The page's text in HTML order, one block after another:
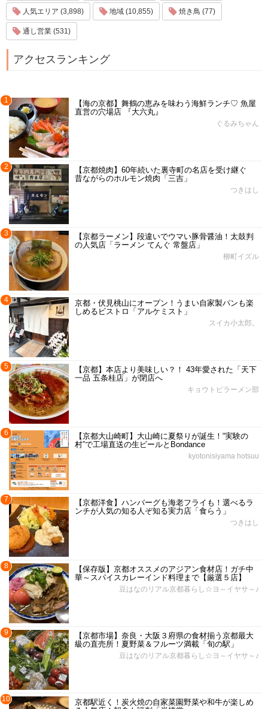
人気エリア (3,898) 地域 (10,855) 焼き鳥 (77)
通し営業 (531)
アクセスランキング
1
【海の京都】舞鶴の恵みを味わう海鮮ランチ♡ 魚屋
直営の穴場店 『大六丸』
ぐるみちゃん
2
【京都焼肉】60年続いた裏寺町の名店を受け継ぐ
昔ながらのホルモン焼肉「三吉」
つきはし
3
【京都ラーメン】段違いでウマい豚骨醤油！太鼓判
の人気店「ラーメン てんぐ 常盤店」
柳町イズル
4
京都・伏見桃山にオープン！うまい自家製パンも楽
しめるビストロ「アルケミスト」
スイカ小太郎。
5
【京都】本店より美味しい？！ 43年愛された「天下
一品 五条桂店」が閉店へ
キョウトピラーメン部
6
【京都大山崎町】大山崎に夏祭りが誕生！“実験の
村”で工場直送の生ビールとBondance
kyotonisiyama hotsuu
7
【京都洋食】ハンバーグも海老フライも！選べるラ
ンチが人気の知る人ぞ知る実力店「食らう」
つきはし
8
【保存版】京都オススメのアジアン食材店！ガチ中
華～スパイスカレーインド料理まで【厳選５店】
豆はなのリアル京都暮らし☆ヨ～イヤサ～♪
9
【京都市場】奈良・大阪３府県の食材揃う京都最大
級の直売所！夏野菜＆フルーツ満載「旬の駅」
豆はなのリアル京都暮らし☆ヨ～イヤサ～♪
10
京都駅近く！炭火焼の自家菜園野菜や和牛が楽しめ